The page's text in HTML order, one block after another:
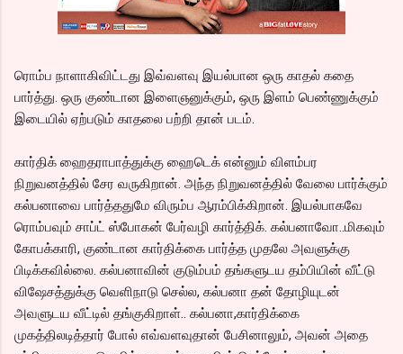
ரொம்ப நாளாகிவிட்டது இவ்வளவு இயல்பான ஒரு காதல் கதை
பார்த்து. ஒரு குண்டான இளைஞனுக்கும், ஒரு இளம் பெண்ணுக்கும்
இடையில் ஏற்படும் காதலை பற்றி தான் படம்.
கார்திக் ஹைதராபாத்துக்கு ஹைடெக் என்னும் விளம்பர
நிறுவனத்தில் சேர வருகிறான். அந்த நிறுவனத்தில் வேலை பார்க்கும்
கல்பனாவை பார்த்ததுமே விரும்ப ஆரம்பிக்கிறான். இயல்பாகவே
ரொம்பவும் சாப்ட் ஸ்போகன் பேர்வழி கார்த்திக். கல்பனாவோ..மிகவும்
கோபக்காரி, குண்டான கார்திக்கை பார்த்த முதலே அவளுக்கு
பிடிக்கவில்லை. கல்பனாவின் குடும்பம் தங்களுடய தம்பியின் வீட்டு
விஷேசத்துக்கு வெளிநாடு செல்ல, கல்பனா தன் தோழியுடன்
அவளுடய வீட்டில் தங்குகிறாள்.. கல்பனா,கார்திக்கை
முகத்திலடித்தார் போல் எவ்வளவுதான் பேசினாலும், அவன் அதை